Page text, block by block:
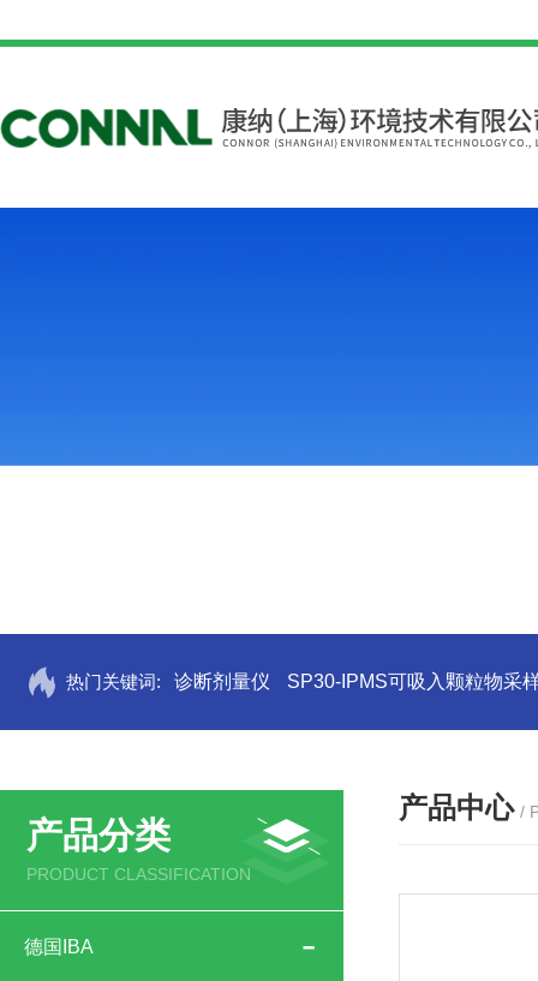
热门关键词: 诊断剂量仪 SP30-IPMS可吸入颗粒物采
产品分类
PRODUCT CLASSIFICATION
德国IBA
产品中心 /